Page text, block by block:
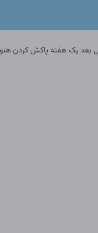
یک هفته پاکش کردن هنوز